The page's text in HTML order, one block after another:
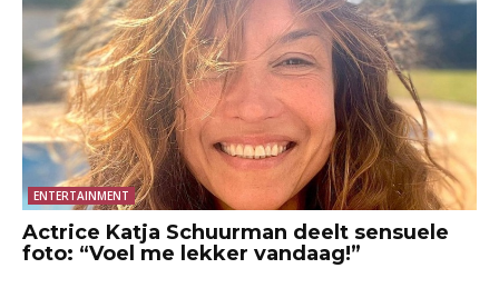
ENTERTAINMENT
Actrice Katja Schuurman deelt sensuele
foto: “Voel me lekker vandaag!”